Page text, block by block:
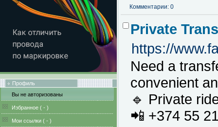
Профиль
Вы не авторизованы
Избранное ( - )
Мои ссылки ( - )
Комментарии: 0
Private
https://
Need a
convenient
🔹 Private
📲 +374 55